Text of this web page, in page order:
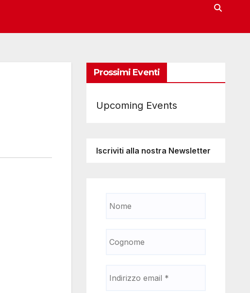
Prossimi Eventi
Upcoming Events
Iscriviti alla nostra Newsletter